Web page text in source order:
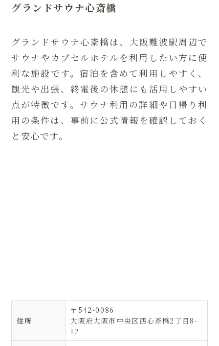
グランドサウナ心斎橋
グランドサウナ心斎橋は、大阪難波駅周辺で
サウナやカプセルホテルを利用したい方に便
利な施設です。宿泊を含めて利用しやすく、
観光や出張、終電後の休憩にも活用しやすい
点が特徴です。サウナ利用の詳細や日帰り利
用の条件は、事前に公式情報を確認しておく
と安心です。
住所
〒542-0086
大阪府大阪市中央区西心斎橋2丁目8-
12